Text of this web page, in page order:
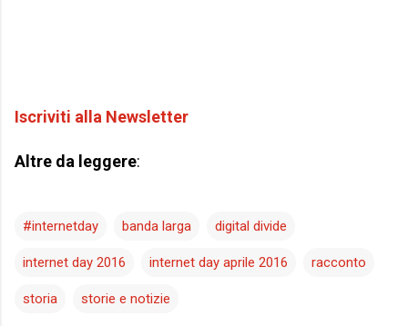
Iscriviti alla Newsletter
Altre da leggere:
#internetday banda larga digital divide
internet day 2016 internet day aprile 2016 racconto
storia storie e notizie